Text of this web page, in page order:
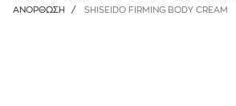
ΑΝΌΡΘΩΣΗ
/ SHISEIDO FIRMING BODY CREAM